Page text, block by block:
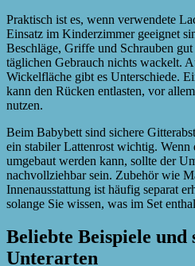
Praktisch ist es, wenn verwendete
Einsatz im Kinderzimmer geeignet
Beschläge, Griffe und Schrauben
täglichen Gebrauch nichts wackelt.
Wickelfläche gibt es Unterschiede.
kann den Rücken entlasten, vor
nutzen.
Beim Babybett sind sichere
ein stabiler Lattenrost wichtig. Wenn
umgebaut werden kann, sollte der
nachvollziehbar sein. Zubehör wie
Innenausstattung ist häufig separat
solange Sie wissen, was im Set
Beliebte Beispiele und
Unterarten